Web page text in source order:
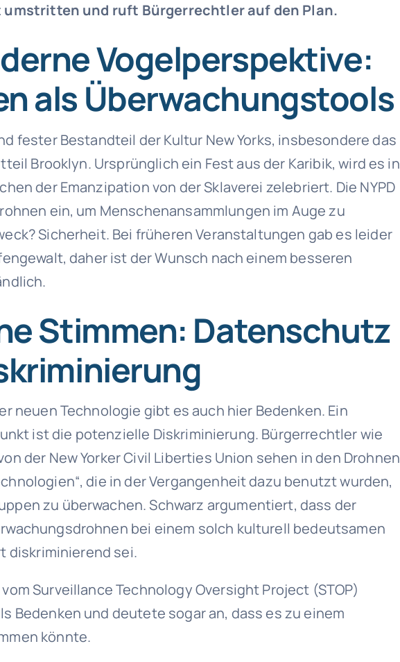
umstritten und ruft Bürgerrechtler auf den Plan.
Vogelperspektive:
als Überwachungstools
fester Bestandteil der Kultur New Yorks, insbesondere das
Brooklyn. Ursprünglich ein Fest aus der Karibik, wird es in
der Emanzipation von der Sklaverei zelebriert. Die NYPD
ein, um Menschenansammlungen im Auge zu
Sicherheit. Bei früheren Veranstaltungen gab es leider
daher ist der Wunsch nach einem besseren
Stimmen: Datenschutz
neuen Technologie gibt es auch hier Bedenken. Ein
ist die potenzielle Diskriminierung. Bürgerrechtler wie
der New Yorker Civil Liberties Union sehen in den Drohnen
die in der Vergangenheit dazu benutzt wurden,
zu überwachen. Schwarz argumentiert, dass der
bei einem solch kulturell bedeutsamen
diskriminierend sei.
Surveillance Technology Oversight Project (STOP)
Bedenken und deutete sogar an, dass es zu einem
könnte.